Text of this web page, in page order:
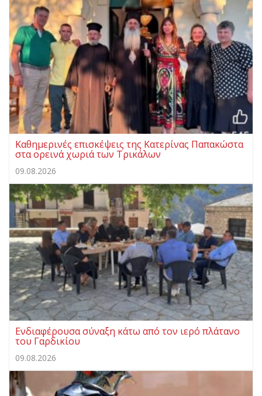
Καθημερινές επισκέψεις της Κατερίνας Παπακώστα
στα ορεινά χωριά των Τρικάλων
09.08.2026
Ενδιαφέρουσα σύναξη κάτω από τον ιερό πλάτανο
του Γαρδικίου
09.08.2026